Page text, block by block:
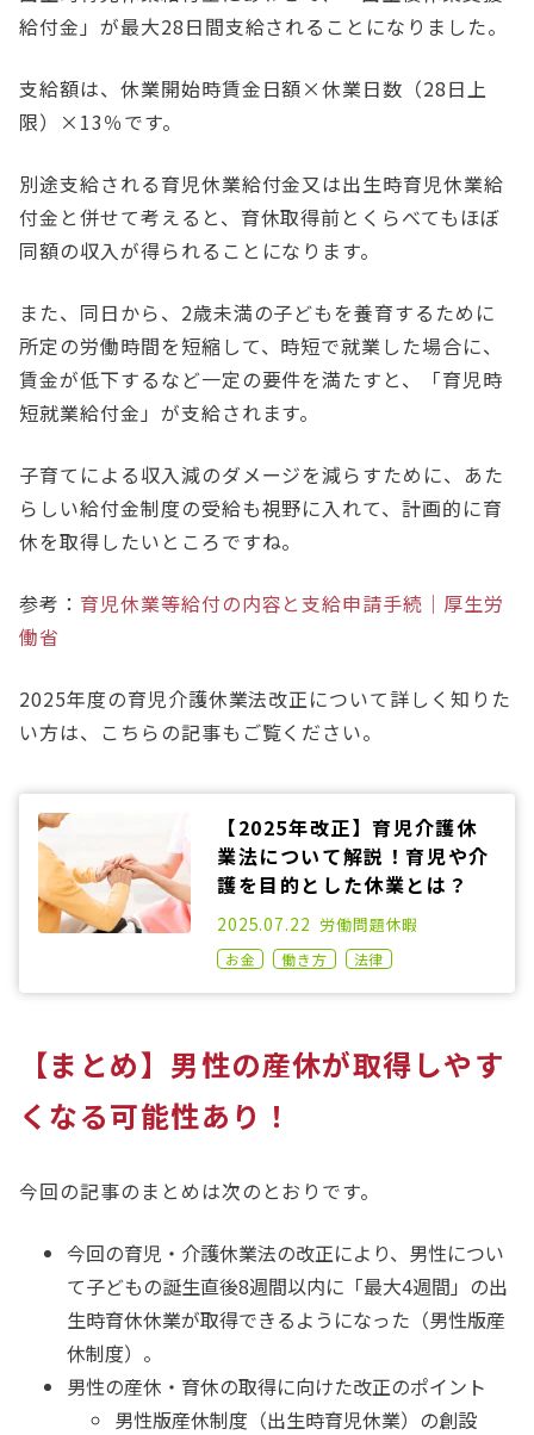
給付金」が最大28日間支給されることになりました。
支給額は、休業開始時賃金日額×休業日数（28日上
限）×13％です。
別途支給される育児休業給付金又は出生時育児休業給
付金と併せて考えると、育休取得前とくらべてもほぼ
同額の収入が得られることになります。
また、同日から、2歳未満の子どもを養育するために
所定の労働時間を短縮して、時短で就業した場合に、
賃金が低下するなど一定の要件を満たすと、「育児時
短就業給付金」が支給されます。
子育てによる収入減のダメージを減らすために、あた
らしい給付金制度の受給も視野に入れて、計画的に育
休を取得したいところですね。
参考： 育児休業等給付の内容と支給申請手続｜厚生労
働省
2025年度の育児介護休業法改正について詳しく知りた
い方は、こちらの記事もご覧ください。
【2025年改正】育児介護休
業法について解説！育児や介
護を目的とした休業とは？
2021.02.10
2025.07.22 労働問題休暇
お金 働き方 法律
【まとめ】男性の産休が取得しやす
くなる可能性あり！
今回の記事のまとめは次のとおりです。
今回の育児・介護休業法の改正により、男性につい
て子どもの誕生直後8週間以内に「最大4週間」の出
生時育休休業が取得できるようになった（男性版産
休制度）。
男性の産休・育休の取得に向けた改正のポイント
男性版産休制度（出生時育児休業）の創設